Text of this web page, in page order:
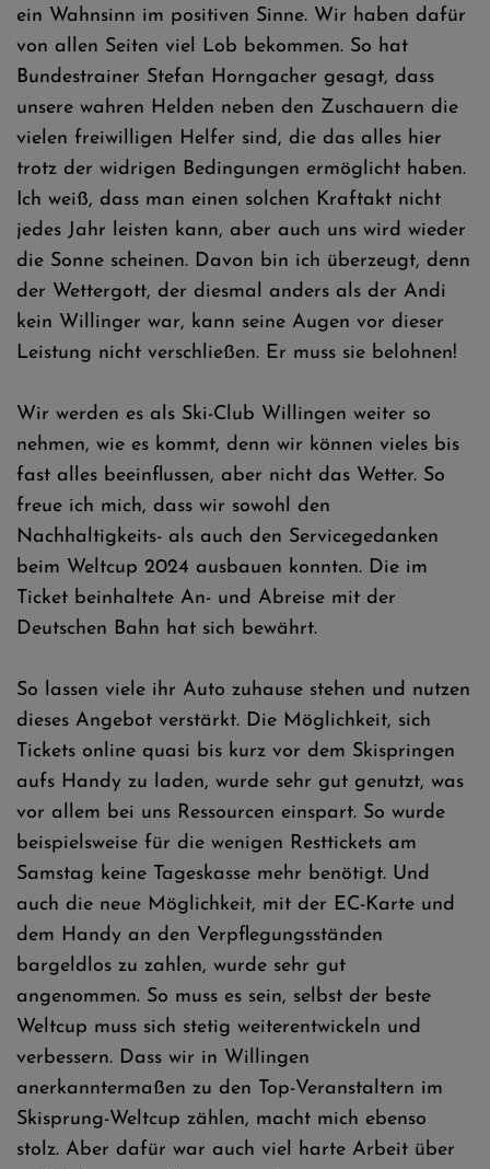
ein Wahnsinn im positiven Sinne. Wir haben dafür
von allen Seiten viel Lob bekommen. So hat
Bundestrainer Stefan Horngacher gesagt, dass
unsere wahren Helden neben den Zuschauern die
vielen freiwilligen Helfer sind, die das alles hier
trotz der widrigen Bedingungen ermöglicht haben.
Ich weiß, dass man einen solchen Kraftakt nicht
jedes Jahr leisten kann, aber auch uns wird wieder
die Sonne scheinen. Davon bin ich überzeugt, denn
der Wettergott, der diesmal anders als der Andi
kein Willinger war, kann seine Augen vor dieser
Leistung nicht verschließen. Er muss sie belohnen!
Wir werden es als Ski-Club Willingen weiter so
nehmen, wie es kommt, denn wir können vieles bis
fast alles beeinflussen, aber nicht das Wetter. So
freue ich mich, dass wir sowohl den
Nachhaltigkeits- als auch den Servicegedanken
beim Weltcup 2024 ausbauen konnten. Die im
Ticket beinhaltete An- und Abreise mit der
Deutschen Bahn hat sich bewährt.
So lassen viele ihr Auto zuhause stehen und nutzen
dieses Angebot verstärkt. Die Möglichkeit, sich
Tickets online quasi bis kurz vor dem Skispringen
aufs Handy zu laden, wurde sehr gut genutzt, was
vor allem bei uns Ressourcen einspart. So wurde
beispielsweise für die wenigen Resttickets am
Samstag keine Tageskasse mehr benötigt. Und
auch die neue Möglichkeit, mit der EC-Karte und
dem Handy an den Verpflegungsständen
bargeldlos zu zahlen, wurde sehr gut
angenommen. So muss es sein, selbst der beste
Weltcup muss sich stetig weiterentwickeln und
verbessern. Dass wir in Willingen
anerkanntermaßen zu den Top-Veranstaltern im
Skisprung-Weltcup zählen, macht mich ebenso
stolz. Aber dafür war auch viel harte Arbeit über